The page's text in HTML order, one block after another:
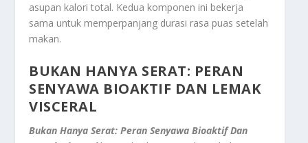
asupan kalori total. Kedua komponen ini bekerja
sama untuk memperpanjang durasi rasa puas setelah
makan.
BUKAN HANYA SERAT: PERAN
SENYAWA BIOAKTIF DAN LEMAK
VISCERAL
Bukan Hanya Serat: Peran Senyawa Bioaktif Dan